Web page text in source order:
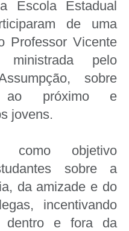
Escola Estadual
de uma
Professor Vicente
pelo
sobre
ao próximo e
jovens.
objetivo
sobre a
da amizade e do
incentivando
dentro e fora da